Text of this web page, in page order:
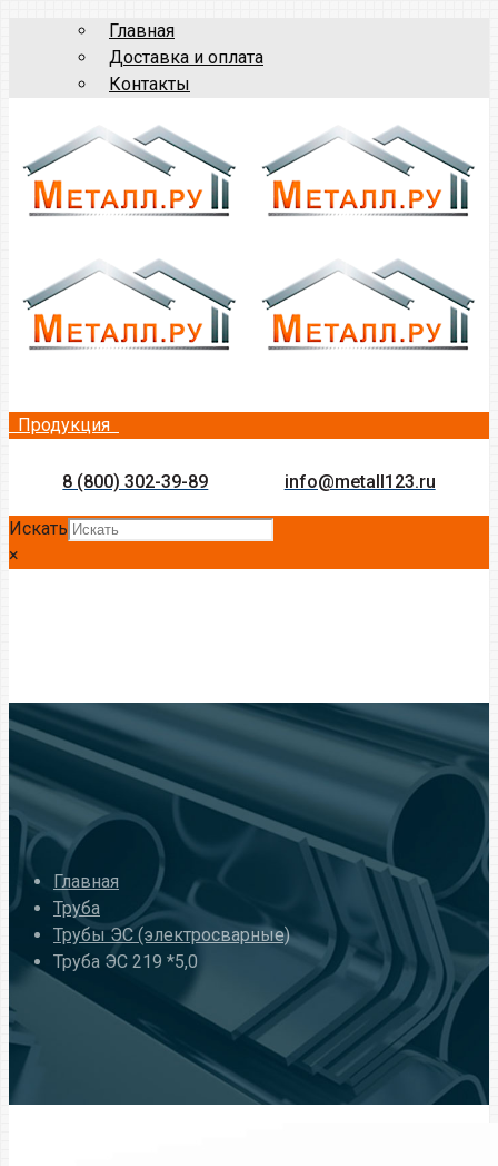
Главная
Доставка и оплата
Контакты
Продукция
8 (800) 302-39-89 info@metall123.ru
Искать
×
Главная
Труба
Трубы ЭС (электросварные)
Труба ЭС 219 *5,0